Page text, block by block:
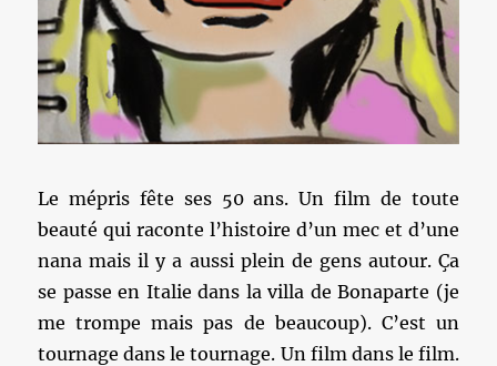
Le mépris fête ses 50 ans. Un film de toute
beauté qui raconte l’histoire d’un mec et d’une
nana mais il y a aussi plein de gens autour. Ça
se passe en Italie dans la villa de Bonaparte (je
me trompe mais pas de beaucoup). C’est un
tournage dans le tournage. Un film dans le film.